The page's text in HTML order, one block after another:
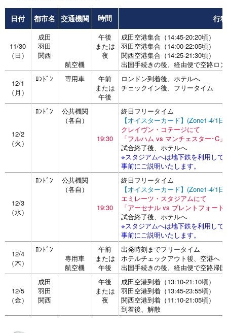
日付 都市名 交通機関 時間 行程
11/30
（日）
成田
羽田
関西
航空機
午後
または
夜
成田空港集合（14:45-20:20頃）
羽田空港集合（14:00-22:05頃）
関西空港集合（14:25-21:30頃）
出国手続きの後、経由便で空路ロ
12/1
（月）
ﾛﾝﾄﾞﾝ 専用車
午前
または
午後
ロンドン到着後、ホテルへ
チェックイン後、フリータイム
12/2
（火）
ﾛﾝﾄﾞﾝ
公共機関
（各自）
19:30
終日フリータイム
【オイスターカード】(Zone1-4/1
クレイヴン・コテージにて
「フルハム vs マンチェスター･C
試合終了後、ホテルへ
※スタジアムへは地下鉄を利用し
事前にご説明いたします。
12/3
（水）
ﾛﾝﾄﾞﾝ
公共機関
（各自）
19:30
終日フリータイム
【オイスターカード】(Zone1-4/1
エミレーツ・スタジアムにて
「アーセナル vs ブレントフォー
試合終了後、ホテルへ
※スタジアムへは地下鉄を利用し
事前にご説明いたします。
12/4
（木）
ﾛﾝﾄﾞﾝ
専用車
航空機
午前
または
午後
出発時刻までフリータイム
ホテルチェックアウト後、空港へ
出国手続きの後、経由便で空路帰
12/5
（金）
成田
羽田
関西
午後
または
夜
成田空港到着（13:10-21:10頃）
羽田空港到着（13:45-23:55頃）
関西空港到着（11:10-21:05頃）
到着後、解散